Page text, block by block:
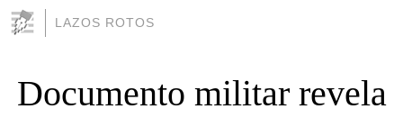
LAZOS ROTOS
Documento militar revela